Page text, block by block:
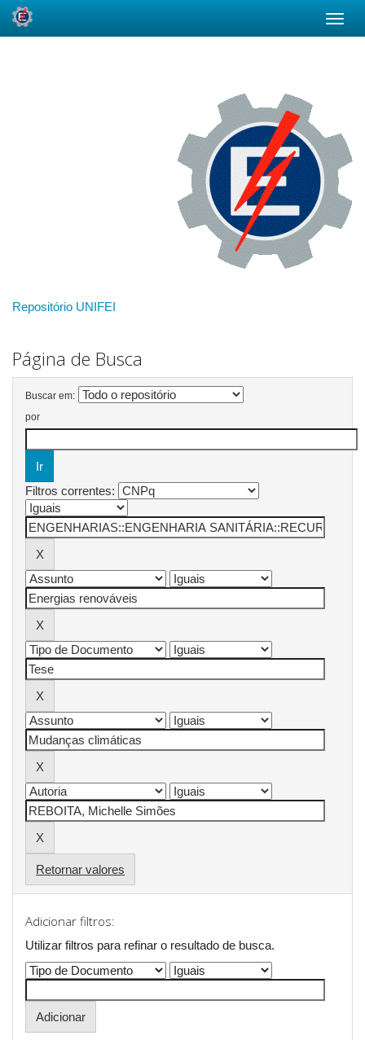
Repositório UNIFEI
Página de Busca
Buscar em:
por
Filtros correntes:
Retornar valores
Adicionar filtros:
Utilizar filtros para refinar o resultado de busca.